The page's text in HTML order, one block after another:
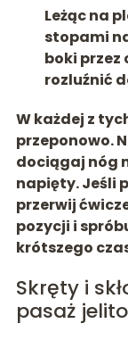
Leżąc na
stopami
boki przez
rozluźnić
W każdej z
przeponowo.
dociągaj nóg
napięty. Jeśli
przerwij
pozycji i
krótszego
Skręty i
pasaż